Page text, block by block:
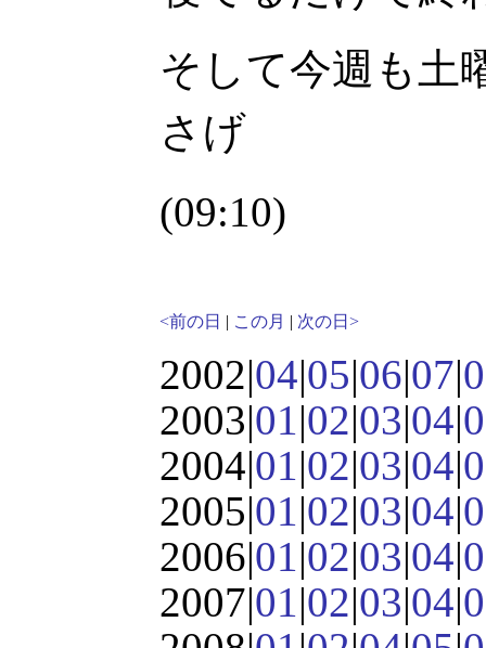
そして今週も土
さげ
(09:10)
<前の日 | この月 | 次の日>
2002|04|05|06|07|
2003|01|02|03|04|
2004|01|02|03|04|
2005|01|02|03|04|
2006|01|02|03|04|
2007|01|02|03|04|